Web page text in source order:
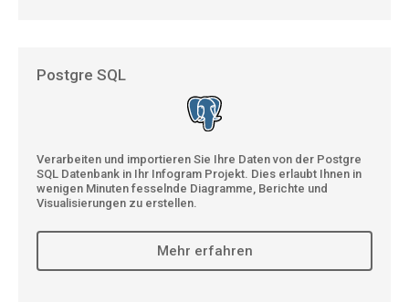
Postgre SQL
Verarbeiten und importieren Sie Ihre Daten von der Postgre
SQL Datenbank in Ihr Infogram Projekt. Dies erlaubt Ihnen in
wenigen Minuten fesselnde Diagramme, Berichte und
Visualisierungen zu erstellen.
Mehr erfahren